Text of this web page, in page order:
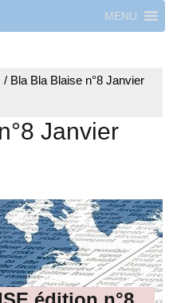
MENU
/ Bla Bla Blaise n°8 Janvier
Janvier